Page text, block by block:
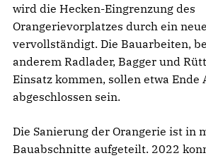
wird die Hecken-Eingrenzung des
Orangerievorplatzes durch ein
vervollständigt. Die Bauarbeiten,
anderem Radlader, Bagger und
Einsatz kommen, sollen etwa Ende
abgeschlossen sein.
Die Sanierung der Orangerie ist in
Bauabschnitte aufgeteilt. 2022